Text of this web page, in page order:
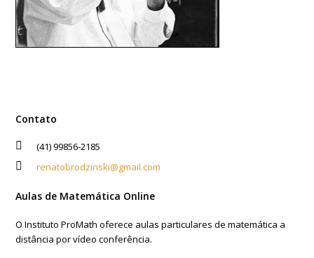
Contato
(41) 99856-2185
renatobrodzinski@gmail.com
Aulas de Matemática Online
O Instituto ProMath oferece aulas particulares de matemática a
distância por vídeo conferência.